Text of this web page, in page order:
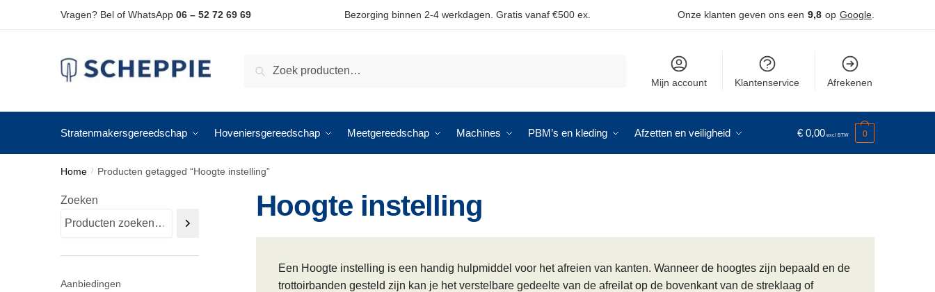
Vragen? Bel of WhatsApp 06 – 52 72 69 69 Bezorging binnen 2-4 werkdagen. Gratis vanaf €500 ex. Onze klanten geven ons een 9,8 op Google
Zoeken
Mijn account Klantenservice Afrekenen
Stratenmakersgereedschap Hoveniersgereedschap Meetgereedschap Machines PBM’s en kleding Afzetten en veiligheid € 0,00 0
Home / Producten getagged “Hoogte instelling”
Hoogte instelling
Een Hoogte instelling is een handig hulpmiddel voor het afreien van kanten. Wanneer de hoogtes zijn bepaald en de
trottoirbanden gesteld zijn kan je het verstelbare gedeelte van de afreilat op de bovenkant van de streklaag of
Zoeken
Aanbiedingen